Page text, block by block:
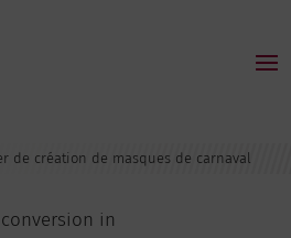
de création de masques de carnaval
in